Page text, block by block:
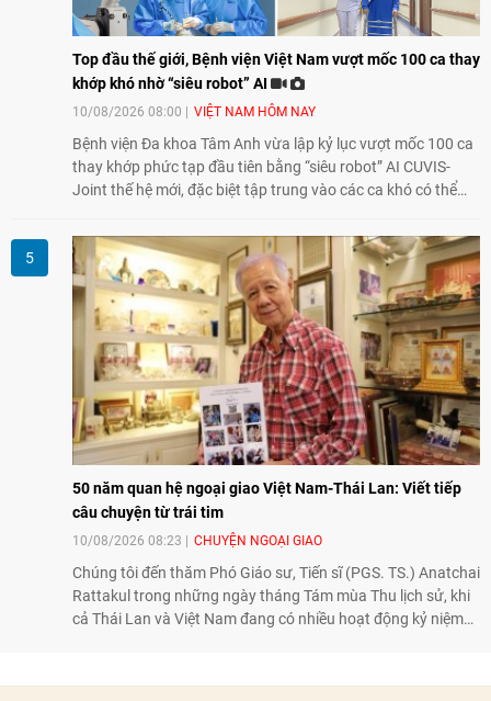
Top đầu thế giới, Bệnh viện Việt Nam vượt mốc 100 ca thay
khớp khó nhờ “siêu robot” AI
10/08/2026 08:00 VIỆT NAM HÔM NAY
Bệnh viện Đa khoa Tâm Anh vừa lập kỷ lục vượt mốc 100 ca
thay khớp phức tạp đầu tiên bằng “siêu robot” AI CUVIS-
Joint thế hệ mới, đặc biệt tập trung vào các ca khó có thể
mở ra cơ hội mới cho nhiều người bệnh đang đối mặt nguy
cơ “tàn phế”.
50 năm quan hệ ngoại giao Việt Nam-Thái Lan: Viết tiếp
câu chuyện từ trái tim
10/08/2026 08:23 CHUYỆN NGOẠI GIAO
Chúng tôi đến thăm Phó Giáo sư, Tiến sĩ (PGS. TS.) Anatchai
Rattakul trong những ngày tháng Tám mùa Thu lịch sử, khi
cả Thái Lan và Việt Nam đang có nhiều hoạt động kỷ niệm
giao Bhichai Rattakul, được giao nhiệm vụ cải thiện quan hệ